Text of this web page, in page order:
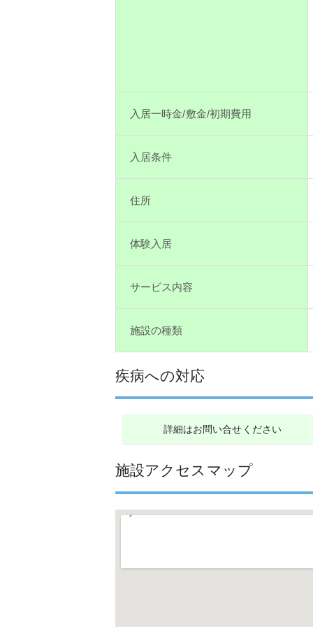
入居一時金/敷金/初期費用
入居条件
住所
体験入居
サービス内容
施設の種類
疾病への対応
詳細はお問い合せください
施設アクセスマップ